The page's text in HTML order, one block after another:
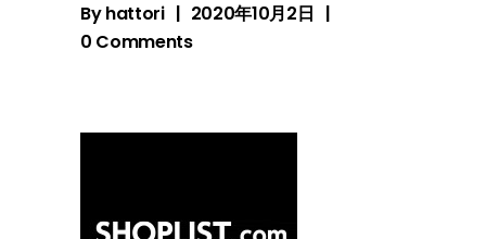
Byhattori
2020年10月2日
0 Comments